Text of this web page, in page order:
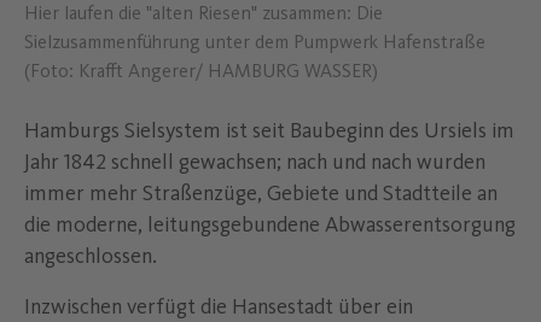
Hier laufen die "alten Riesen" zusammen: Die
Sielzusammenführung unter dem Pumpwerk Hafenstraße
(Foto: Krafft Angerer/ HAMBURG WASSER)
Hamburgs Sielsystem ist seit Baubeginn des Ursiels im
Jahr 1842 schnell gewachsen; nach und nach wurden
immer mehr Straßenzüge, Gebiete und Stadtteile an
die moderne, leitungsgebundene Abwasserentsorgung
angeschlossen.
Inzwischen verfügt die Hansestadt über ein